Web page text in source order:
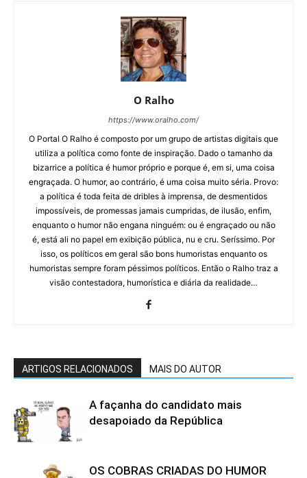
O Ralho
https://www.oralho.com/
O Portal O Ralho é composto por um grupo de artistas digitais que
utiliza a política como fonte de inspiração. Dado o tamanho da
bizarrice a política é humor próprio e porque é, em si, uma coisa
engraçada. O humor, ao contrário, é uma coisa muito séria. Provo:
a política é toda feita de dribles à imprensa, de desmentidos
impossíveis, de promessas jamais cumpridas, de ilusão, enfim,
enquanto o humor não engana ninguém: ou é engraçado ou não
é, está ali no papel em exibição pública, nu e cru. Seríssimo. Por
isso, os políticos em geral são bons humoristas enquanto os
humoristas sempre foram péssimos políticos. Então o Ralho traz a
visão contestadora, humorística e diária da realidade…
ARTIGOS RELACIONADOS MAIS DO AUTOR
A façanha do candidato mais
desapoiado da República
OS COBRAS CRIADAS DO HUMOR